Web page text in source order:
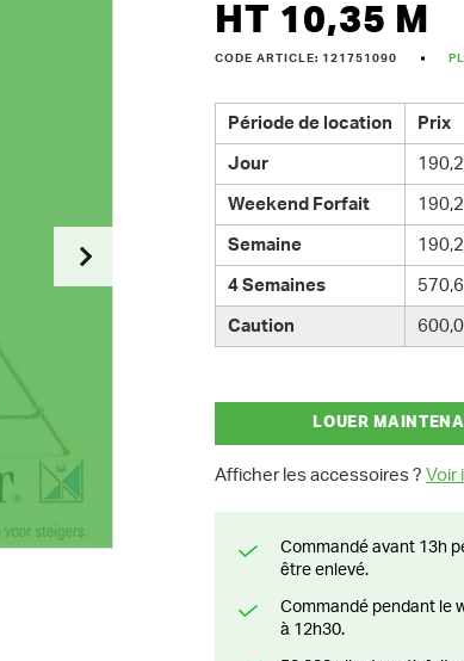
HT 10,35 M
CODE ARTICLE: 121751090
Période de location Prix
Jour
Weekend Forfait
Semaine
4 Semaines
Caution
LOUER
Afficher les accessoires ? Voir
Commandé avant 13h pendant la semaine? Livré le jour suivant ou prêt à
être enlevé.
Commandé pendant le weekend? Livré ou prêt à être enlevé à partir du lundi
à 12h30.